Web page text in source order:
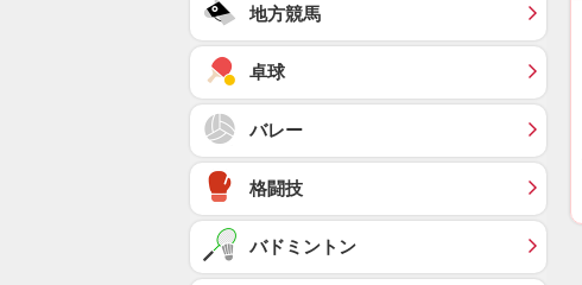
地方競馬
卓球
バレー
格闘技
バドミントン